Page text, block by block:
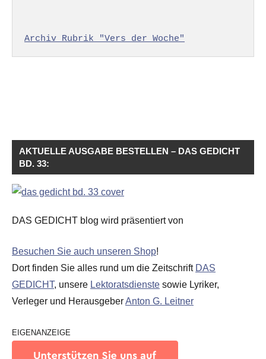
Archiv Rubrik "Vers der Woche"
AKTUELLE AUSGABE BESTELLEN – DAS GEDICHT
BD. 33:
DAS GEDICHT blog wird präsentiert von
Besuchen Sie auch unseren Shop!
Dort finden Sie alles rund um die Zeitschrift DAS
GEDICHT, unsere Lektoratsdienste sowie Lyriker,
Verleger und HerausgeberAnton G. Leitner
EIGENANZEIGE